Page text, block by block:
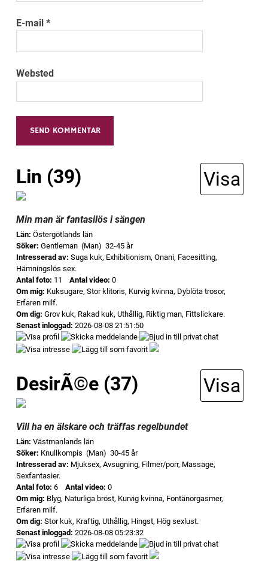
E-mail*
Websted
Alternative:
Lin (39) Visa
Min man är fantasilös i sängen
Län: Östergötlands län
Söker: Gentleman (Man) 32-45 år
Intresserad av: Suga kuk, Exhibitionism, Onani, Facesitting,
Hämningslös sex.
Antal foto: 11 Antal video: 0
Om mig: Kuksugare, Stor klitoris, Kurvig kvinna, Dyblöta trosor,
Erfaren milf.
Om dig: Grov kuk, Rakad kuk, Uthållig, Riktig man, Fittslickare.
Senast inloggad: 2026-08-08 21:51:50
DesirÃ©e (37) Visa
Vill ha en älskare och träffas regelbundet
Län: Västmanlands län
Söker: Knullkompis (Man) 30-45 år
Intresserad av: Mjuksex, Avsugning, Filmer/porr, Massage,
Sexfantasier.
Antal foto: 6 Antal video: 0
Om mig: Blyg, Naturliga bröst, Kurvig kvinna, Fontänorgasmer,
Erfaren milf.
Om dig: Stor kuk, Kraftig, Uthållig, Hingst, Hög sexlust.
Senast inloggad: 2026-08-08 05:23:32